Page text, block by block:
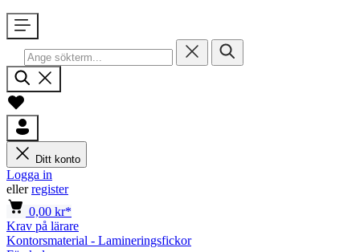
Ditt konto
Logga in
ellerregister
0,00 kr*
Krav på lärare
Kontorsmaterial - Lamineringsfickor